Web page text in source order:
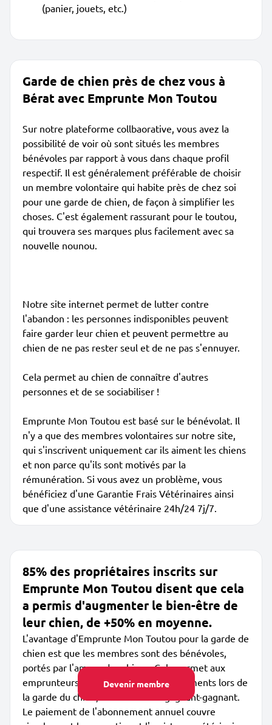
Devenir membre
(panier, jouets, etc.)
Garde de chien près de chez vous à
Bérat avec Emprunte Mon Toutou
Sur notre plateforme collbaorative, vous avez la
possibilité de voir où sont situés les membres
bénévoles par rapport à vous dans chaque profil
respectif. Il est généralement préférable de choisir
un membre volontaire qui habite près de chez soi
pour une garde de chien, de façon à simplifier les
choses. C'est également rassurant pour le toutou,
qui trouvera ses marques plus facilement avec sa
nouvelle nounou.
Notre site internet permet de lutter contre
l'abandon : les personnes indisponibles peuvent
faire garder leur chien et peuvent permettre au
chien de ne pas rester seul et de ne pas s'ennuyer.
Cela permet au chien de connaître d'autres
personnes et de se sociabiliser !
Emprunte Mon Toutou est basé sur le bénévolat. Il
n'y a que des membres volontaires sur notre site,
qui s'inscrivent uniquement car ils aiment les chiens
et non parce qu'ils sont motivés par la
rémunération. Si vous avez un problème, vous
bénéficiez d'une Garantie Frais Vétérinaires ainsi
que d'une assistance vétérinaire 24h/24 7j/7.
85% des propriétaires inscrits sur
Emprunte Mon Toutou disent que cela
a permis d'augmenter le bien-être de
leur chien, de +50% en moyenne.
L'avantage d'Emprunte Mon Toutou pour la garde de
chien est que les membres sont des bénévoles,
portés par l'amour des chiens. Cela permet aux
emprunteurs de partager des bons moments lors de
la garde du chien, c'est vraiment gagnant-gagnant.
Le paiement de l'abonnement annuel couvre